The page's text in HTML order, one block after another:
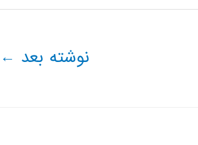
نوشته بعد ←